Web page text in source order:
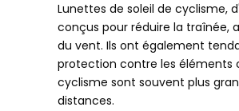
Lunettes de soleil de cyclisme,
conçus pour réduire la traînée,
du vent. Ils ont également
protection contre les éléments
cyclisme sont souvent plus
distances.